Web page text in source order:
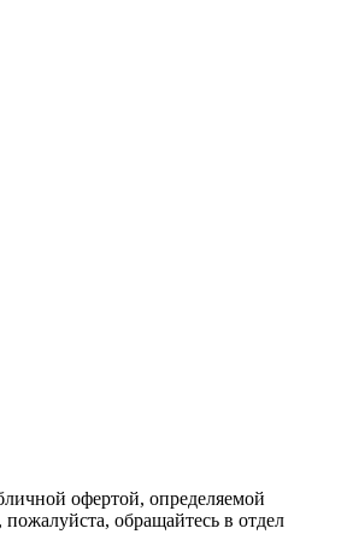
офертой, определяемой
обращайтесь в отдел